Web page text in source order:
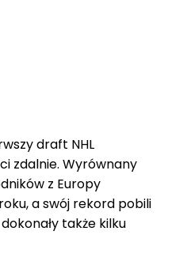
draft NHL
zdalnie. Wyrównany
z Europy
a swój rekord pobili
także kilku